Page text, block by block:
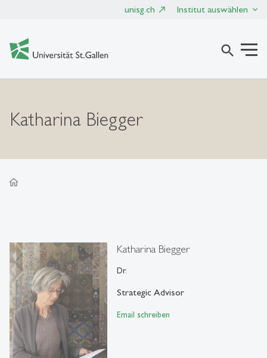
unisg.ch Institut auswählen
search
Katharina Biegger
home
Katharina Biegger
Dr.
Strategic Advisor
Email schreiben